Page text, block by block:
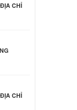
CHỈ
CHỈ